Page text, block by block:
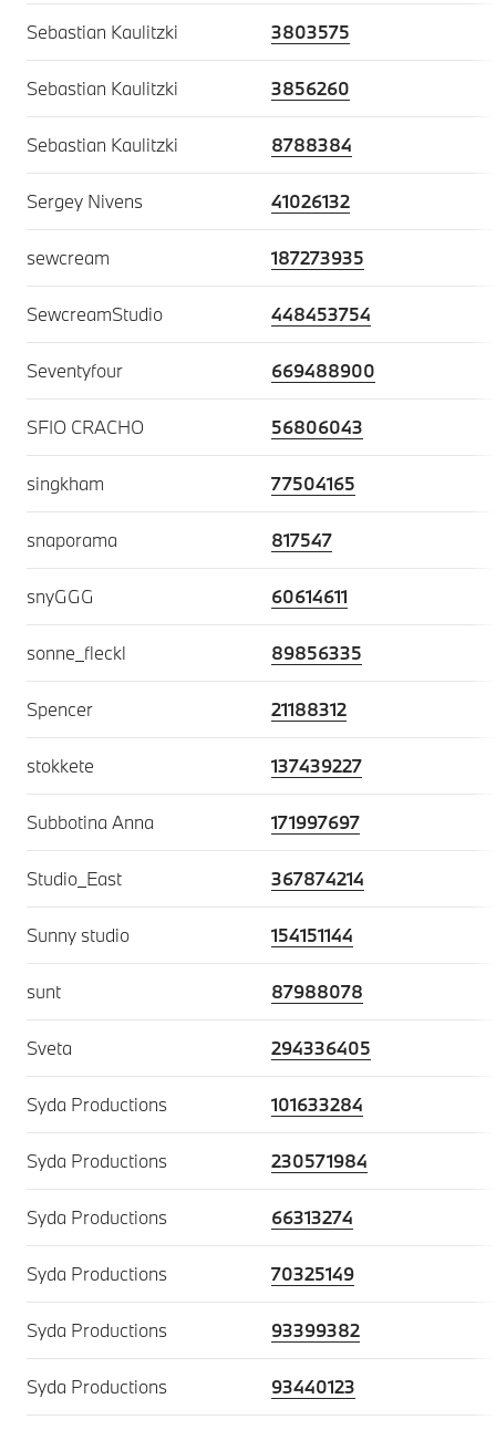
Sebastian Kaulitzki 3803575
Sebastian Kaulitzki 3856260
Sebastian Kaulitzki 8788384
Sergey Nivens 41026132
sewcream 187273935
SewcreamStudio 448453754
Seventyfour 669488900
SFIO CRACHO 56806043
singkham 77504165
snaporama 817547
snyGGG 60614611
sonne_fleckl 89856335
Spencer 21188312
stokkete 137439227
Subbotina Anna 171997697
Studio_East 367874214
Sunny studio 154151144
sunt 87988078
Sveta 294336405
Syda Productions 101633284
Syda Productions 230571984
Syda Productions 66313274
Syda Productions 70325149
Syda Productions 93399382
Syda Productions 93440123